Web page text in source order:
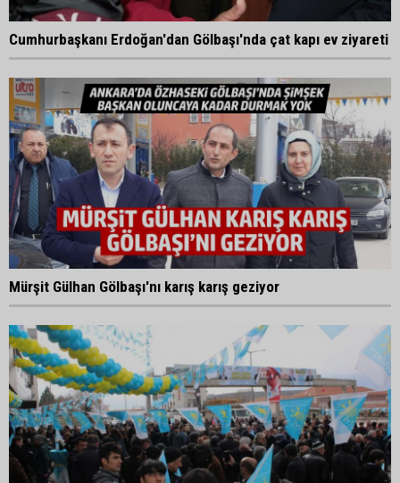
Cumhurbaşkanı Erdoğan'dan Gölbaşı'nda çat kapı ev ziyareti
Mürşit Gülhan Gölbaşı'nı karış karış geziyor